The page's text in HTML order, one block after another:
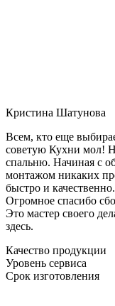
Кристина Шатунова
Всем, кто еще
советую Кухни мол!
спальню. Начиная с
монтажом никаких
быстро и
Огромное спасибо
Это мастер своего
здесь.
Качество продукции
Уровень сервиса
Срок изготовления